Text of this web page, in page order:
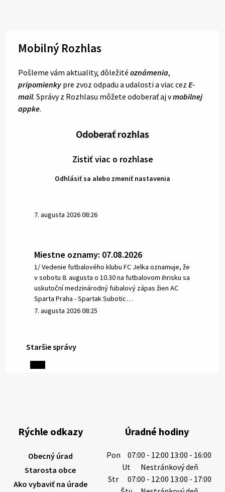
Mobilný Rozhlas
Pošleme vám aktuality, dôležité oznámenia,
pripomienky pre zvoz odpadu a udalosti a viac cez E-
mail. Správy z Rozhlasu môžete odoberať aj vmobilnej
appke.
Odoberať rozhlas
Zistiť viac o rozhlase
Odhlásiť sa alebo zmeniť nastavenia
7. augusta 2026 08:26
Miestne oznamy: 07.08.2026
1/ Vedenie futbalového klubu FC Jelka oznamuje, že
v sobotu 8. augusta o 10.30 na futbalovom ihrisku sa
uskutoční medzinárodný fubalový zápas žien AC
Sparta Praha - Spartak Subotic…
7. augusta 2026 08:25
6. augusta 2026 08:13
výdatnosti vodárenských zdrojov.
Západoslovenská vodárenská spoločnosť preto
6. augusta 2026 08:12
Staršie správy
Rýchle odkazy
Obecný úrad
Starosta obce
Ako vybaviť na úrade
Úradné hodiny
Pon
07:00 - 12:00 13:00 - 16:00
Ut
Nestránkový deň
Str
07:00 - 12:00 13:00 - 17:00